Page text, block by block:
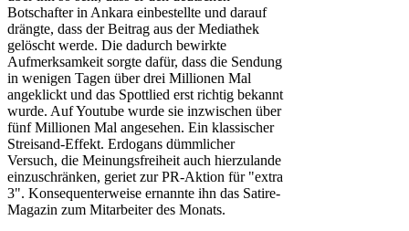
Botschafter in Ankara einbestellte und darauf
drängte, dass der Beitrag aus der Mediathek
gelöscht werde. Die dadurch bewirkte
Aufmerksamkeit sorgte dafür, dass die Sendung
in wenigen Tagen über drei Millionen Mal
angeklickt und das Spottlied erst richtig bekannt
wurde. Auf Youtube wurde sie inzwischen über
fünf Millionen Mal angesehen. Ein klassischer
Streisand-Effekt. Erdogans dümmlicher
Versuch, die Meinungsfreiheit auch hierzulande
einzuschränken, geriet zur PR-Aktion für "extra
3". Konsequenterweise ernannte ihn das Satire-
Magazin zum Mitarbeiter des Monats.